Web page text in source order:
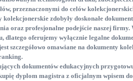
przeznaczonymi do celów
kolekcjonerskiezdobyły doskonałe
oraz profesjonalne podejście naszej
dlatego oferujemy wyłącznie legalne
szczegółowo omawiane na dokumenty
.
dokumentów edukacyjnych
dyplom magistra z oficjalnym wpisem